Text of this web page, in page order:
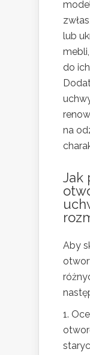
lub
do
na
Jak
Aby